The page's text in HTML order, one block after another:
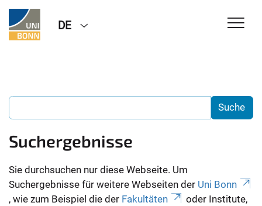
DE
Suchergebnisse
Sie durchsuchen nur diese Webseite. Um
Suchergebnisse für weitere Webseiten der Uni Bonn
, wie zum Beispiel die der Fakultäten
oder Institute,